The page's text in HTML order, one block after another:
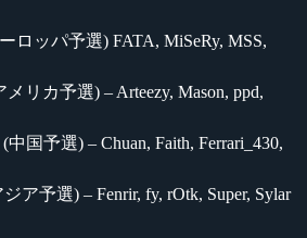
ロッパ予選) FATA, MiSeRy, MSS,
メリカ予選) – Arteezy, Mason, ppd,
中国予選) – Chuan, Faith, Ferrari_430,
ア予選) – Fenrir, fy, rOtk, Super, Sylar